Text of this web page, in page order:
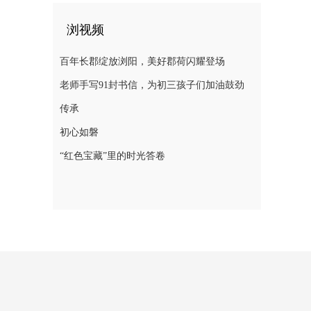
浏视频
百年长郡绽放浏阳，美好郡荷闪耀登场
老师手写91封书信，为初三孩子们加油鼓劲
传承
初心如磐
“红色宝藏”里的时光答卷